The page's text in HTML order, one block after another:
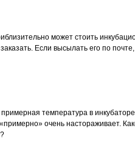
может стоить
Если высылать его по
температура в
очень настораживает.